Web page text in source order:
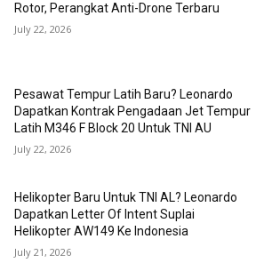
Rotor, Perangkat Anti-Drone Terbaru
July 22, 2026
Pesawat Tempur Latih Baru? Leonardo
Dapatkan Kontrak Pengadaan Jet Tempur
Latih M346 F Block 20 Untuk TNI AU
July 22, 2026
Helikopter Baru Untuk TNI AL? Leonardo
Dapatkan Letter Of Intent Suplai
Helikopter AW149 Ke Indonesia
July 21, 2026